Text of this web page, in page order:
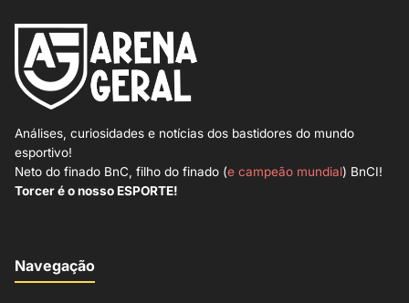
Análises, curiosidades e notícias dos bastidores do mundo
esportivo!
Neto do finado BnC, filho do finado (e campeão mundial) BnCI!
Torcer é o nosso ESPORTE!
Navegação